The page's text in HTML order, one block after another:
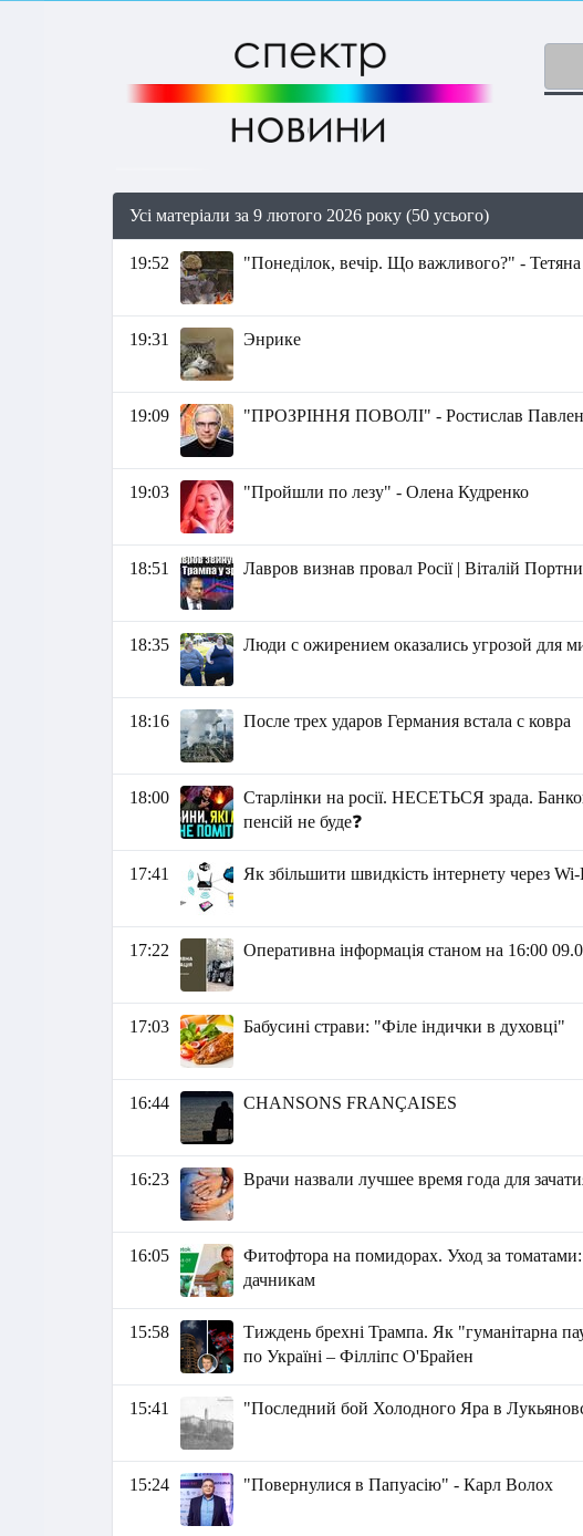
Усі матеріали за 9 лютого 2026 року (50 усього)
19:52 "Понеділок, вечір. Що важливого?" -
19:31 Энрике
19:09 "ПРОЗРІННЯ ПОВОЛІ" - Ростислав
19:03 "Пройшли по лезу" - Олена Кудренко
18:51 Лавров визнав провал Росії | Віталій
18:35 Люди с ожирением оказались угрозой для
18:16 После трех ударов Германия встала с ковра
18:00
Старлінки на росії. НЕСЕТЬСЯ зрада.
пенсій не буде❓
17:41 Як збільшити швидкість інтернету через
17:22 Оперативна інформація станом на 16:00
17:03 Бабусині страви: "Філе індички в духовці"
16:44 CHANSONS FRANÇAISES
16:23 Врачи назвали лучшее время года для
16:05
Фитофтора на помидорах. Уход за
дачникам
15:58
Тиждень брехні Трампа. Як "гуманітарна
по Україні – Філліпс О'Брайен
15:41 "Последний бой Холодного Яра в
15:24 "Повернулися в Папуасію" - Карл Волох